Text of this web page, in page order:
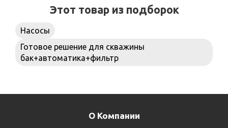
Этот товар из подборок
Насосы
Готовое решение для скважины
бак+автоматика+фильтр
О Компании